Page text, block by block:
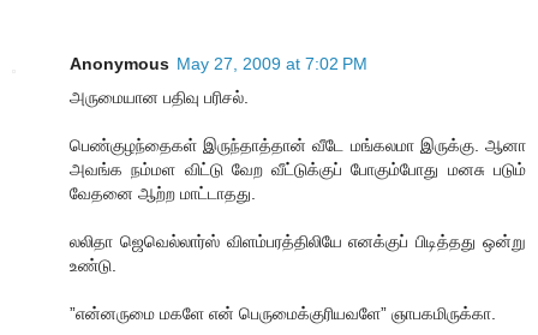
Anonymous May 27, 2009 at 7:02 PM
அருமையான பதிவு பரிசல்.
பெண்குழந்தைகள் இருந்தாத்தான் வீடே மங்கலமா இருக்கு. ஆனா
அவங்க நம்மள விட்டு வேற வீட்டுக்குப் போகும்போது மனசு படும்
வேதனை ஆற்ற மாட்டாதது.
லலிதா ஜெவெல்லார்ஸ் விளம்பரத்திலியே எனக்குப் பிடித்தது ஒன்று
உண்டு.
”என்னருமை மகளே என் பெருமைக்குரியவளே” ஞாபகமிருக்கா.